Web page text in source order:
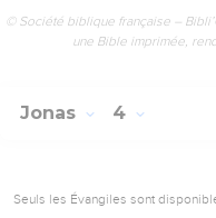
© Société biblique française –
une Bible imprimée,
Jonas 4
Seuls les Évangiles sont